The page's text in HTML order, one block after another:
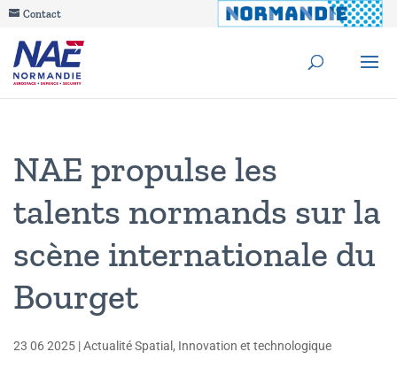
Contact
NAE propulse les
talents normands sur la
scène internationale du
Bourget
23 06 2025 |Actualité Spatial , Innovation et technologique